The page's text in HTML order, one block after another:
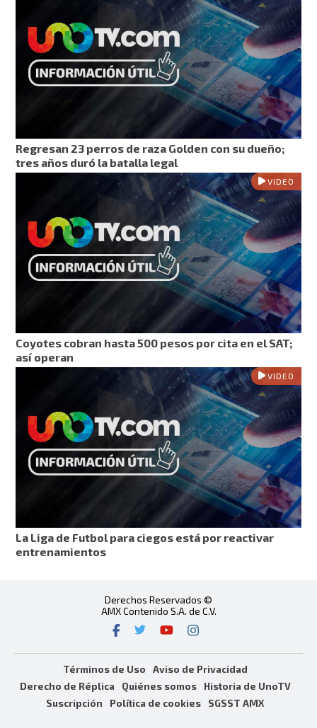
Regresan 23 perros de raza Golden con su dueño;
tres años duró la batalla legal
VIDEO
Coyotes cobran hasta 500 pesos por cita en el SAT;
así operan
VIDEO
La Liga de Futbol para ciegos está por reactivar
entrenamientos
Derechos Reservados ©
AMX Contenido S.A. de C.V.
Términos de Uso
Aviso de Privacidad
Derecho de Réplica
Quiénes somos
Historia de UnoTV
Suscripción
Política de cookies SGSST AMX